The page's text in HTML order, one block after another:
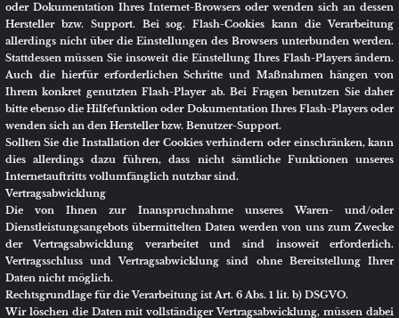
die IP-Adresse des Internetanschlusses von dem aus Sie auf unseren
Internetauftritt zugreifen sowie Datum und Uhrzeit Ihrer Anmeldung. Im
Rahmen des weiteren Anmeldevorgangs werden wir Ihre Einwilligung in
die Übersendung des Newsletters einholen, den Inhalt konkret beschreiben
und auf diese Datenschutzerklärung verwiesen. Die dabei erhobenen Daten
verwenden wir ausschließlich für den Newsletter-Versand – sie werden
Rechtsgrundlage hierbei ist Art. 6 Abs. 1 lit. a) DSGVO.
Die Einwilligung in den Newsletter-Versand können Sie gemäß Art. 7 Abs. 3
DSGVO jederzeit mit Wirkung für die Zukunft widerrufen. Hierzu müssen
Sie uns lediglich über Ihren Widerruf in Kenntnis setzen oder den in jedem
Newsletter enthaltenen Abmeldelink betätigen.
Kontaktanfragen / Kontaktmöglichkeit
Sofern Sie per Kontaktformular oder E-Mail mit uns in Kontakt treten,
werden die dabei von Ihnen angegebenen Daten zur Bearbeitung Ihrer
Anfrage genutzt. Die Angabe der Daten ist zur Bearbeitung und
Beantwortung Ihre Anfrage erforderlich - ohne deren Bereitstellung können
wir Ihre Anfrage nicht oder allenfalls eingeschränkt beantworten.
Rechtsgrundlage für diese Verarbeitung ist Art. 6 Abs. 1 lit. b) DSGVO.
Ihre Daten werden gelöscht, sofern Ihre Anfrage abschließend beantwortet
worden ist und der Löschung keine gesetzlichen Aufbewahrungspflichten
entgegenstehen, wie bspw. bei einer sich etwaig anschließenden
Vertragsabwicklung.
Gewinnspiel
Über unseren Internetauftritt bieten wir Ihnen die Teilnahme an
Gewinnspielen an. Sofern Sie an einem unserer Gewinnspiele teilnehmen,